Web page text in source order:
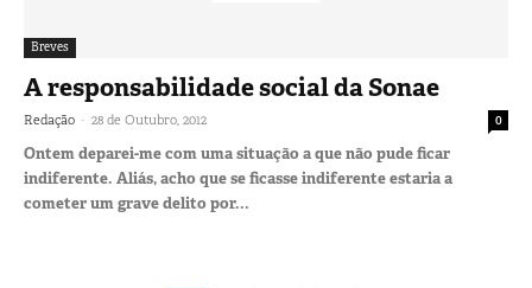
Breves
A responsabilidade social da Sonae
Redação - 28 de Outubro, 2012 0
Ontem deparei-me com uma situação a que não pude ficar
indiferente. Aliás, acho que se ficasse indiferente estaria a
cometer um grave delito por...